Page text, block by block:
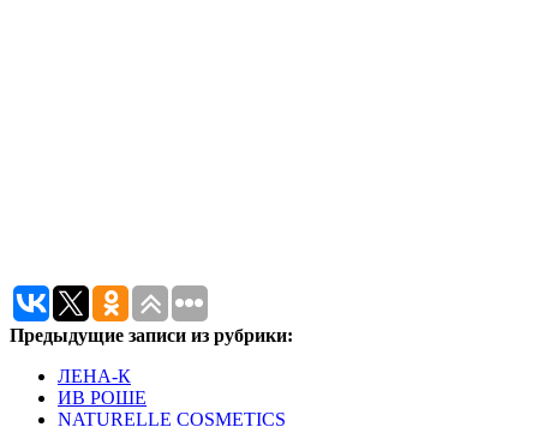
Предыдущие записи из рубрики:
ЛЕНА-К
ИВ РОШЕ
NATURELLE COSMETICS